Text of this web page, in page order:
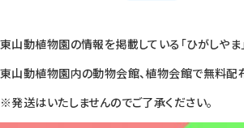
東山動植物園の情報を掲載している「ひがしやま
東山動植物園内の動物会館、植物会館で無料配布
※発送はいたしませんのでご了承ください。